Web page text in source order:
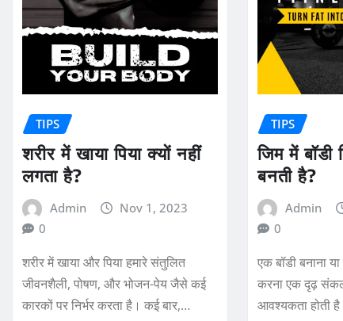
TIPS
शरीर में खाया पिया क्यों नहीं
लगता है?
Admin
Nov 1, 2023
0
शरीर में खाया और पिया हमारे संतुलित
जीवनशैली, पोषण, और भोजन-पेय जैसे कई
कारकों पर निर्भर करता है। कई बार,…
TIPS
जिम में
बनती है?
Admin
0
एक बॉडी बनाना
करना एक दृढ़
आवश्यकता होती